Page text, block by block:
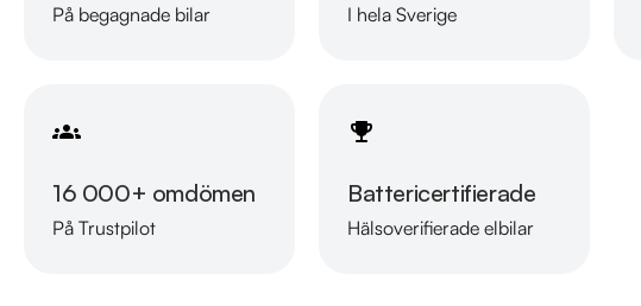
På begagnade bilar I hela Sverige
16 000+ omdömen
På Trustpilot
Battericertifierade
Hälsoverifierade elbilar